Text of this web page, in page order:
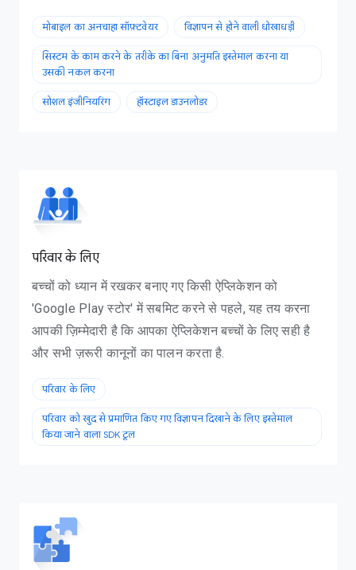
मोबाइल का अनचाहा सॉफ़्टवेयर विज्ञापन से होने वाली धोखाधड़ी
सिस्टम के काम करने के तरीके का बिना अनुमति इस्तेमाल करना या
उसकी नकल करना
सोशल इंजीनियरिंग हॉस्टाइल डाउनलोडर
परिवार के लिए
बच्चों को ध्यान में रखकर बनाए गए किसी ऐप्लिकेशन को
'Google Play स्टोर' में सबमिट करने से पहले, यह तय करना
आपकी ज़िम्मेदारी है कि आपका ऐप्लिकेशन बच्चों के लिए सही है
और सभी ज़रूरी कानूनों का पालन करता है.
परिवार के लिए
परिवार को खुद से प्रमाणित किए गए विज्ञापन दिखाने के लिए इस्तेमाल
किया जाने वाला SDK टूल